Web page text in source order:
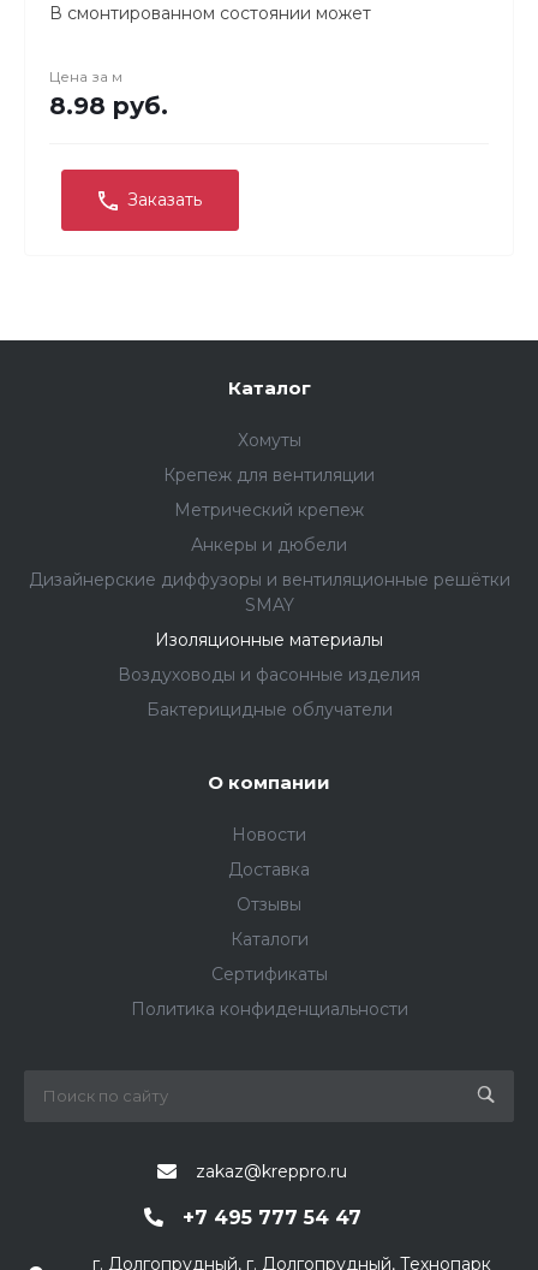
В смонтированном состоянии может
более 0°С. Материал устойчив к жирам и парам
кислот.
Цена за м
8.98 руб.
Заказать
Каталог
Хомуты
Крепеж для вентиляции
Метрический крепеж
Анкеры и дюбели
Дизайнерские диффузоры и вентиляционные решётки
SMAY
Изоляционные материалы
Воздуховоды и фасонные изделия
Бактерицидные облучатели
О компании
Новости
Доставка
Отзывы
Каталоги
Сертификаты
Политика конфиденциальности
zakaz@kreppro.ru
+7 495 777 54 47
г. Долгопрудный, г. Долгопрудный, Технопарк